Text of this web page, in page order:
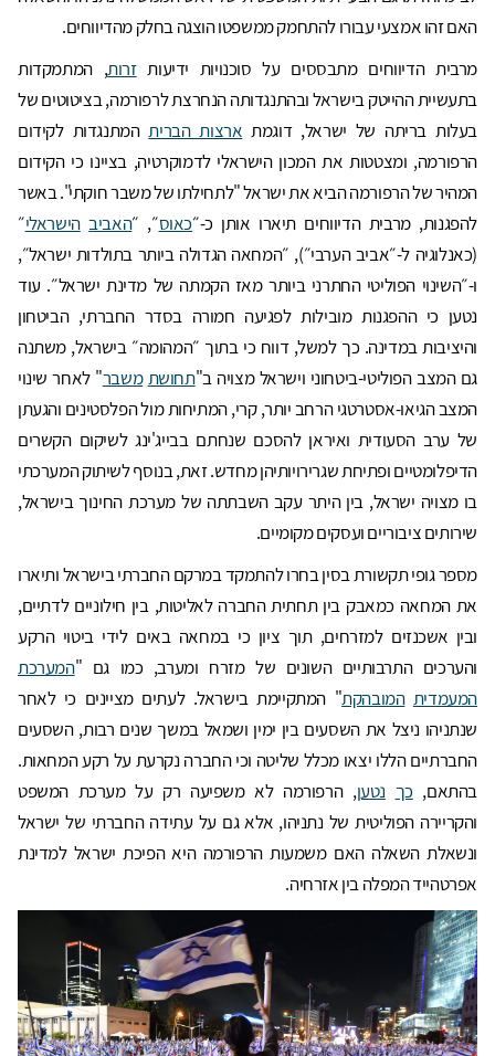
האם זהו אמצעי עבורו להתחמק ממשפטו הוצגה בחלק מהדיווחים.
מרבית הדיווחים מתבססים על סוכנויות ידיעותזרות, המתמקדות
בתעשיית ההייטק בישראל ובהתנגדותה הנחרצת לרפורמה, בציטוטים של
בעלות בריתה של ישראל, דוגמת ארצות הבריתהמתנגדות לקידום
הרפורמה, ומצטטות את המכון הישראלי לדמוקרטיה, בציינו כי הקידום
המהיר של הרפורמה הביא את ישראל "לתחילתו של משבר חוקתי". באשר
להפגנות, מרבית הדיווחים תיארו אותן כ-״כאוס״, ״האביב הישראלי״
(כאנלוגיה ל-״אביב הערבי״), ״המחאה הגדולה ביותר בתולדות ישראל״,
ו-״השינוי הפוליטי החתרני ביותר מאז הקמתה של מדינת ישראל״. עוד
נטען כי ההפגנות מובילות לפגיעה חמורה בסדר החברתי, הביטחון
והיציבות במדינה. כך למשל, דווח כי בתוך ״המהומה״ בישראל, משתנה
גם המצב הפוליטי-ביטחוני וישראל מצויה ב"תחושת משבר" לאחר שינוי
המצב הגיאו-אסטרטגי הרחב יותר, קרי, המתיחות מול הפלסטינים והגעתן
של ערב הסעודית ואיראן להסכם שנחתם בבייג'ינג לשיקום הקשרים
הדיפלומטיים ופתיחת שגרירויותיהן מחדש. זאת, בנוסף לשיתוק המערכתי
בו מצויה ישראל, בין היתר עקב השבתתה של מערכת החינוך בישראל,
שירותים ציבוריים ועסקים מקומיים.
מספר גופי תקשורת בסין בחרו להתמקד במרקם החברתי בישראל ותיארו
את המחאה כמאבק בין תחתית החברה לאליטות, בין חילוניים לדתיים,
ובין אשכנזים למזרחים, תוך ציון כי במחאה באים לידי ביטוי הרקע
והערכים התרבותיים השונים של מזרח ומערב, כמו גם "המערכת
המעמדית המובהקת" המתקיימת בישראל. לעתים מציינים כי לאחר
שנתניהו ניצל את השסעים בין ימין ושמאל במשך שנים רבות, השסעים
החברתיים הללו יצאו מכלל שליטה וכי החברה נקרעת על רקע המחאות.
בהתאם, כך נטען, הרפורמה לא משפיעה רק על מערכת המשפט
והקריירה הפוליטית של נתניהו, אלא גם על עתידה החברתי של ישראל
ונשאלת השאלה האם משמעות הרפורמה היא הפיכת ישראל למדינת
אפרטהייד המפלה בין אזרחיה.